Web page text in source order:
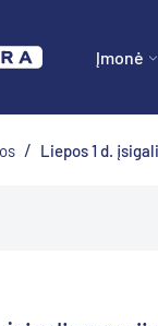
Įmonė
/ Liepos 1 d.